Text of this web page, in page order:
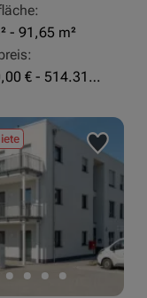
- 91,65 m²
333.200,00 € - 514.310,00 €